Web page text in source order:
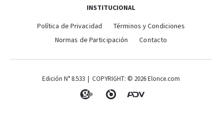
INSTITUCIONAL
Política de Privacidad
Términos y Condiciones
Normas de Participación
Contacto
Edición N° 8.533 | COPYRIGHT: © 2026 Elonce.com